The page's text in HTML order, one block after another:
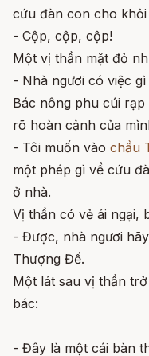
cứu đàn con cho khỏi
- Cộp, cộp, cộp!
Một vị thần mặt đỏ
- Nhà ngươi có việc
Bác nông phu cúi
rõ hoàn cảnh của
- Tôi muốn vào chầu
một phép gì về cứu
ở nhà.
Vị thần có vẻ ái ngại,
- Được, nhà ngươi
Thượng Đế.
Một lát sau vị thần
bác:
- Đây là một cái bàn